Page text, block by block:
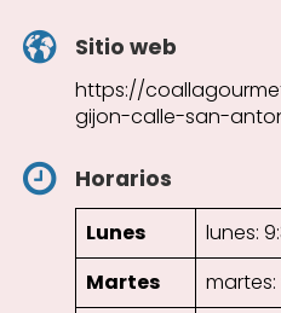
Sitio web
https://
gijon-calle-san-
Horarios
Lunes
lunes:
Martes
martes: